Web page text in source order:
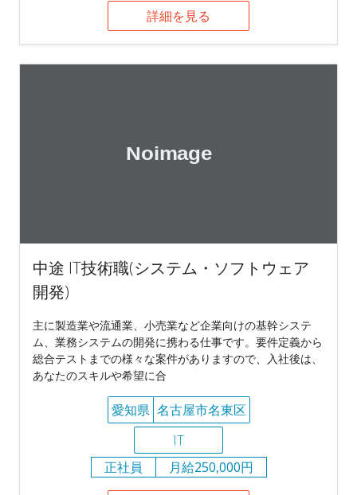
詳細を見る
中途 IT技術職(システム・ソフトウェア
開発)
主に製造業や流通業、小売業など企業向けの基幹システ
ム、業務システムの開発に携わる仕事です。要件定義から
総合テストまでの様々な案件がありますので、入社後は、
あなたのスキルや希望に合
愛知県 名古屋市名東区
IT
正社員
月給250,000円